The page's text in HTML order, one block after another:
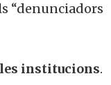
“denunciadors
institucions.